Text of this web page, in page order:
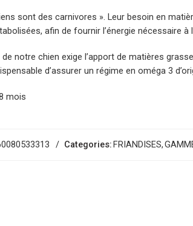
sont des carnivores ». Leur besoin en
afin de fournir l’énergie nécessaire
de notre chien exige l’apport de matières
d’assurer un régime en oméga 3
mois
Categories: FRIANDISES,